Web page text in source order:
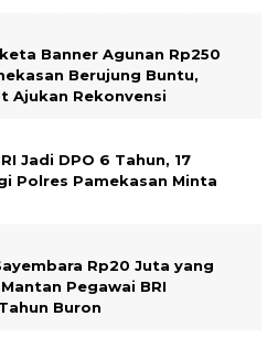
Banner Agunan Rp250
Berujung Buntu,
Ajukan Rekonvensi
Jadi DPO 6 Tahun, 17
Polres Pamekasan Minta
Rp20 Juta yang
Pegawai BRI
Buron